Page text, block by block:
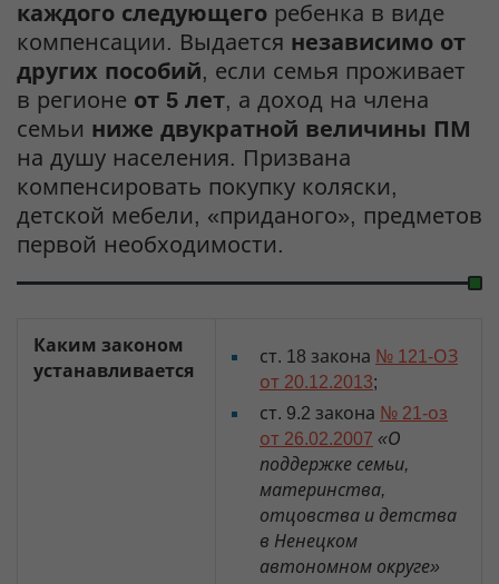
каждого следующего ребенка в виде
компенсации. Выдается независимо от
других пособий, если семья проживает
в регионе от 5 лет, а доход на члена
семьи ниже двукратной величины ПМ
на душу населения. Призвана
компенсировать покупку коляски,
детской мебели, «приданого», предметов
первой необходимости.
Каким законом
устанавливается
ст. 18 закона № 121-ОЗ
от 20.12.2013;
ст. 9.2 закона № 21-оз
от 26.02.2007 «О
поддержке семьи,
материнства,
отцовства и детства
в Ненецком
автономном округе»